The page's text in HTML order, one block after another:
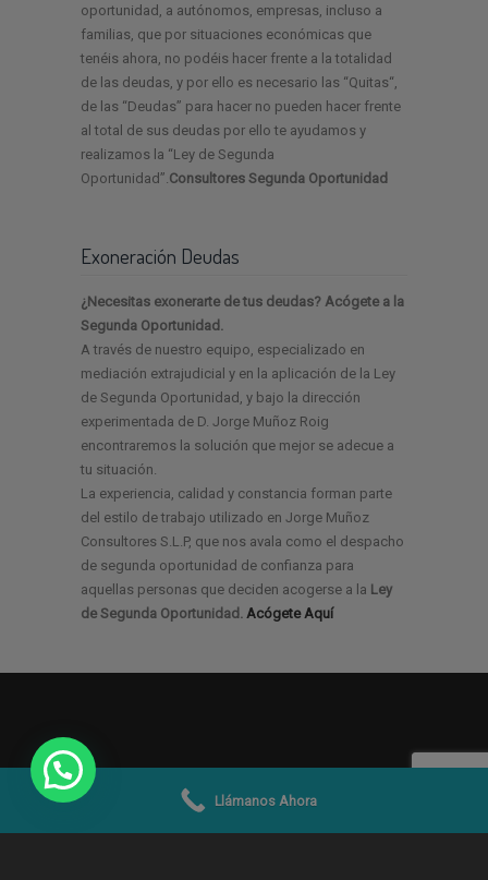
oportunidad, a autónomos, empresas, incluso a
familias, que por situaciones económicas que
tenéis ahora, no podéis hacer frente a la totalidad
de las deudas, y por ello es necesario las “Quitas“,
de las “Deudas” para hacer no pueden hacer frente
al total de sus deudas por ello te ayudamos y
realizamos la “Ley de Segunda
Oportunidad”. Consultores Segunda Oportunidad
Exoneración Deudas
¿Necesitas exonerarte de tus deudas? Acógete a la
Segunda Oportunidad.
A través de nuestro equipo, especializado en
mediación extrajudicial y en la aplicación de la Ley
de Segunda Oportunidad, y bajo la dirección
experimentada de D. Jorge Muñoz Roig
encontraremos la solución que mejor se adecue a
tu situación.
La experiencia, calidad y constancia forman parte
del estilo de trabajo utilizado en Jorge Muñoz
Consultores S.L.P, que nos avala como el despacho
de segunda oportunidad de confianza para
aquellas personas que deciden acogerse a la Ley
de Segunda Oportunidad. Acógete Aquí
Llámanos Ahora